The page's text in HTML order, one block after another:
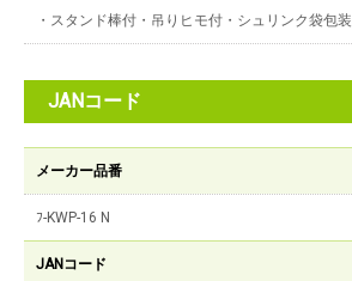
・スタンド棒付・吊りヒモ付・シュリンク袋包装
JANコード
メーカー品番
ﾌ-KWP-16 N
JANコード